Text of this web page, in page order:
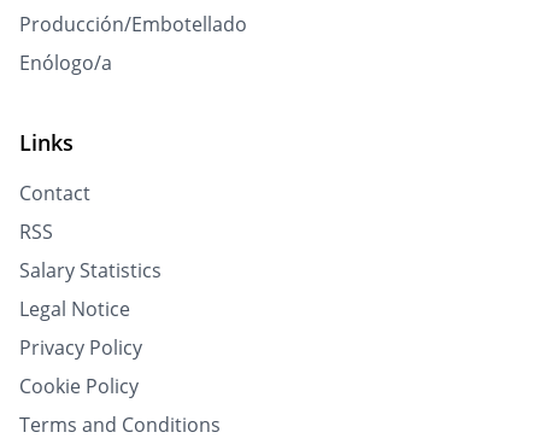
Producción/Embotellado
Enólogo/a
Links
Contact
RSS
Salary Statistics
Legal Notice
Privacy Policy
Cookie Policy
Terms and Conditions